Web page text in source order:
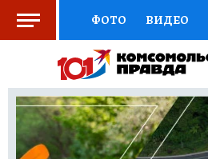
ФОТО ВИДЕО
СОЦПОДДЕРЖКА
ВЫБОР ЭКСПЕРТОВ
КНИЖНАЯ ПОЛКА